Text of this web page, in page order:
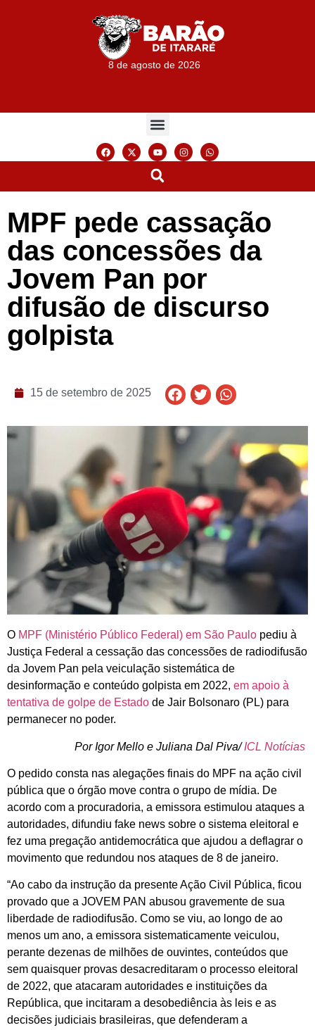
8 de agosto de 2026
MPF pede cassação
das concessões da
Jovem Pan por
difusão de discurso
golpista
15 de setembro de 2025
O MPF (Ministério Público Federal) em São Paulo pediu à
Justiça Federal a cessação das concessões de radiodifusão
da Jovem Pan pela veiculação sistemática de
desinformação e conteúdo golpista em 2022, em apoio à
tentativa de golpe de Estado de Jair Bolsonaro (PL) para
permanecer no poder.
Por Igor Mello e Juliana Dal Piva/ICL Notícias
O pedido consta nas alegações finais do MPF na ação civil
pública que o órgão move contra o grupo de mídia. De
acordo com a procuradoria, a emissora estimulou ataques a
autoridades, difundiu fake news sobre o sistema eleitoral e
fez uma pregação antidemocrática que ajudou a deflagrar o
movimento que redundou nos ataques de 8 de janeiro.
“Ao cabo da instrução da presente Ação Civil Pública, ficou
provado que a JOVEM PAN abusou gravemente de sua
liberdade de radiodifusão. Como se viu, ao longo de ao
menos um ano, a emissora sistematicamente veiculou,
perante dezenas de milhões de ouvintes, conteúdos que
sem quaisquer provas desacreditaram o processo eleitoral
de 2022, que atacaram autoridades e instituições da
República, que incitaram a desobediência às leis e as
decisões judiciais brasileiras, que defenderam a